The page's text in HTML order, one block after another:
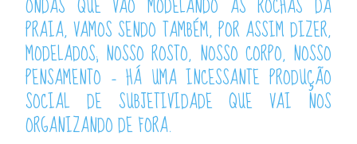
PRAIA, VAMOS SENDO TAMBÉM, POR ASSIM DIZER,
MODELADOS; NOSSO ROSTO, NOSSO CORPO, NOSSO
PENSAMENTO – HÁ UMA INCESSANTE PRODUÇÃO
SOCIAL DE SUBJETIVIDADE QUE VAI NOS
ORGANIZANDO DE FORA.